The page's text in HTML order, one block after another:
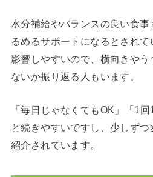
水分補給やバランスの良い食
るめるサポートになるとされ
影響しやすいので、横向きや
ないか振り返る人もいます。
「毎日じゃなくてもOK」「1
と続きやすいですし、少しず
紹介されています。